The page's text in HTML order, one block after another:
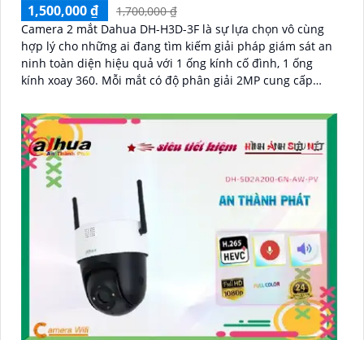
1,500,000 ₫
1,700,000 ₫
Camera 2 mắt Dahua DH-H3D-3F là sự lựa chọn vô cùng
hợp lý cho những ai đang tìm kiếm giải pháp giám sát an
ninh toàn diện hiệu quả với 1 ống kính cố đình, 1 ống
kính xoay 360. Mỗi mắt có độ phân giải 2MP cung cấp
hợp mic và loa đàm thoại 2 chiều, khả năng phát hiện
phân biệt người vật độ chính xác cao